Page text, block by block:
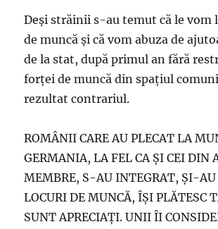
Deși străinii s-au temut că le vom
de muncă şi că vom abuza de
de la stat, după primul an fără
forţei de muncă din spaţiul
rezultat contrariul.
ROMÂNII CARE AU PLECAT LA
GERMANIA, LA FEL CA ŞI CEI DIN
MEMBRE, S-AU INTEGRAT, ŞI-AU
LOCURI DE MUNCĂ, ÎŞI PLĂTESC
SUNT APRECIAŢI. UNII ÎI